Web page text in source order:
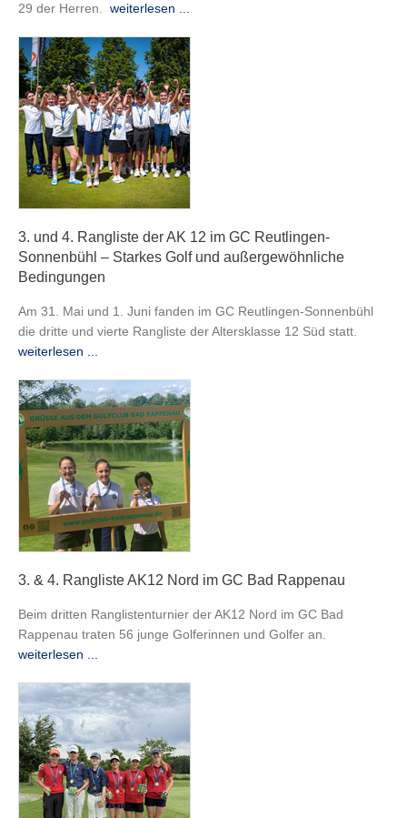
29 der Herren. weiterlesen ...
3. und 4. Rangliste der AK 12 im GC Reutlingen-
Sonnenbühl – Starkes Golf und außergewöhnliche
Bedingungen
Am 31. Mai und 1. Juni fanden im GC Reutlingen-Sonnenbühl
die dritte und vierte Rangliste der Altersklasse 12 Süd statt.
weiterlesen ...
3. & 4. Rangliste AK12 Nord im GC Bad Rappenau
Beim dritten Ranglistenturnier der AK12 Nord im GC Bad
Rappenau traten 56 junge Golferinnen und Golfer an.
weiterlesen ...